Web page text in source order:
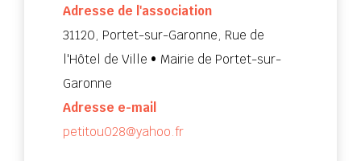
Adresse de l'association
31120, Portet-sur-Garonne, Rue de
l'Hôtel de Ville • Mairie de Portet-sur-
Garonne
Adresse e-mail
petitou028@yahoo.fr